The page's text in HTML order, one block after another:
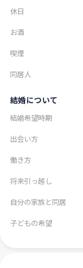
休日
お酒
喫煙
同居人
結婚について
結婚希望時期
出会い方
働き方
将来引っ越し
自分の家族と同居
子どもの希望